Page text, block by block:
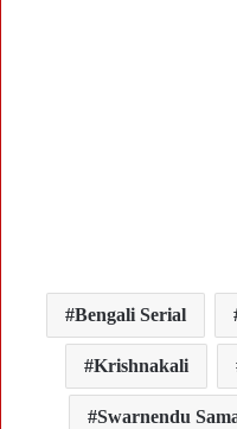
Bengali Serial
Krishnakali
Swarnendu